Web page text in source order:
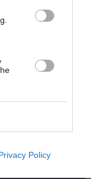
Policy
κοινωνικό